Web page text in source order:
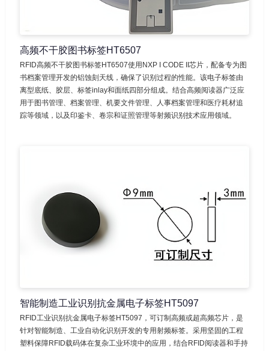
高频不干胶图书标签HT6507
RFID高频不干胶图书标签HT6507使用NXP I CODE II芯片，配备专为图
书档案管理开发的铝蚀刻天线，确保了识别过程的性能。该电子标签由
离型底纸、胶层、标签inlay和面纸四部分组成。结合高频阅读器广泛应
用于图书管理、档案管理、机要文件管理、人事档案管理和医疗耗材追
踪等领域，以及印鉴卡、卷宗和证照管理等射频识别技术应用领域。
智能制造工业识别抗金属电子标签HT5097
RFID工业识别抗金属电子标签HT5097，可订制高频或超高频芯片，是
针对智能制造、工业自动化识别开发的专用射频标签。采用坚固的工程
塑料保障RFID载码体在复杂工业环境中的应用，结合RFID阅读器和手持